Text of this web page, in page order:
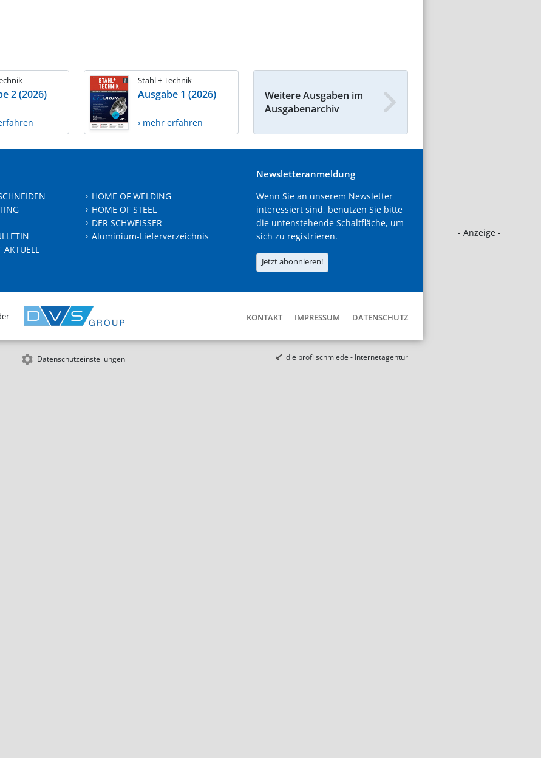
- Anzeige -
2 (2026)
Stahl + Technik
Ausgabe 1 (2026)
› mehr erfahren
Weitere Ausgaben im
Ausgabenarchiv
AKTUELL
HOME OF WELDING
HOME OF STEEL
DER SCHWEISSER
Aluminium-Lieferverzeichnis
Newsletteranmeldung
Wenn Sie an unserem Newsletter
interessiert sind, benutzen Sie bitte
die untenstehende Schaltfläche, um
sich zu registrieren.
Jetzt abonnieren!
KONTAKT IMPRESSUM DATENSCHUTZ
Datenschutzeinstellungen die profilschmiede - Internetagentur